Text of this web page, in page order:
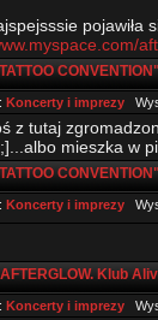
pojawiła
CONVENTION"
Koncerty i imprezy
z tutaj
mieszka w
CONVENTION"
Koncerty i imprezy
Klub
Koncerty i imprezy